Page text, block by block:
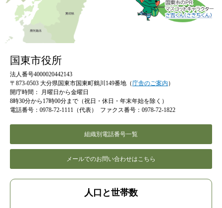
国東市役所
法人番号4000020442143
〒873-0503 大分県国東市国東町鶴川149番地（庁舎のご案内 ）
開庁時間：
月曜日から金曜日
8時30分から17時00分まで（祝日・休日・年末年始を除く）
電話番号：0978-72-1111（代表）
ファクス番号：0978-72-1822
組織別電話番号一覧
メールでのお問い合わせはこちら
人口と世帯数